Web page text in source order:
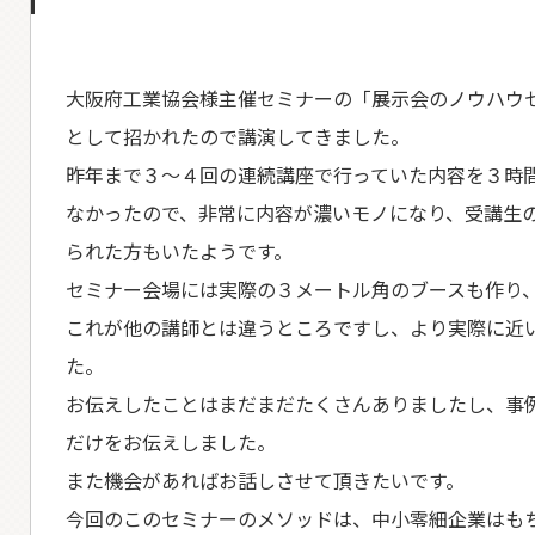
大阪府工業協会様主催セミナーの「展示会のノウハ
として招かれたので講演してきました。
昨年まで３～４回の連続講座で行っていた内容を３
なかったので、非常に内容が濃いモノになり、受講
られた方もいたようです。
セミナー会場には実際の３メートル角のブースも作
これが他の講師とは違うところですし、より実際に
た。
お伝えしたことはまだまだたくさんありましたし、
だけをお伝えしました。
また機会があればお話しさせて頂きたいです。
今回のこのセミナーのメソッドは、中小零細企業は